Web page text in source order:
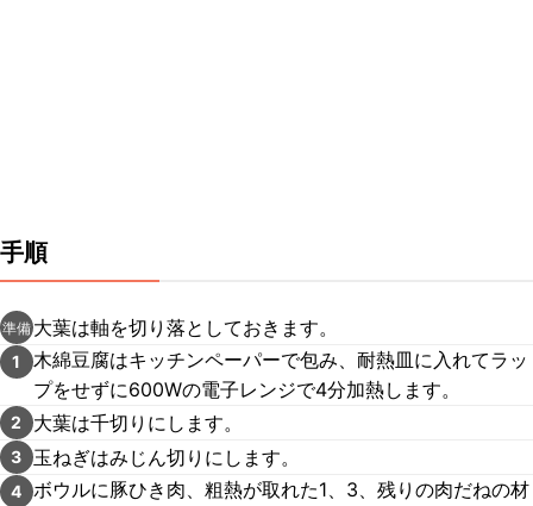
手順
準備 大葉は軸を切り落としておきます。
1
木綿豆腐はキッチンペーパーで包み、耐熱皿に入れてラッ
プをせずに600Wの電子レンジで4分加熱します。
2 大葉は千切りにします。
3 玉ねぎはみじん切りにします。
4 ボウルに豚ひき肉、粗熱が取れた1、3、残りの肉だねの材